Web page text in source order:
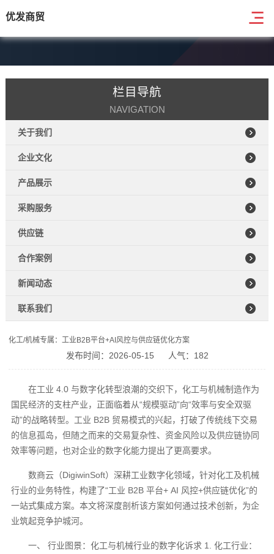
优发商贸
栏目导航
NAVIGATION
关于我们
企业文化
产品展示
采购服务
供应链
合作案例
新闻动态
联系我们
化工/机械专属：工业B2B平台+AI风控与供应链优化方案
发布时间：2026-05-15 人气：182
在工业 4.0 与数字化转型浪潮的交织下，化工与机械制造作为
国民经济的支柱产业，正面临着从“规模驱动”向“效率与安全双驱
动”的战略转型。工业 B2B 贸易模式的兴起，打破了传统线下交易
的信息孤岛，但随之而来的交易复杂性、资金风险以及供应链协同
效率等问题，也对企业的数字化能力提出了更高要求。
数商云（DigiwinSoft）深耕工业数字化领域，针对化工及机械
行业的业务特性，构建了“工业 B2B 平台+ AI 风控+供应链优化”的
一站式集成方案。本文将深度剖析该方案如何通过技术创新，为企
业筑起竞争护城河。
一、 行业图景：化工与机械行业的数字化诉求 1. 化工行业：